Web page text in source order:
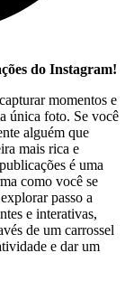
do Instagram!
momentos e‍
única foto. Se você
alguém‍ que
⁣mais rica e
é uma
como ⁤você se
passo‌ a
e interativas,
de um carrossel
e dar um